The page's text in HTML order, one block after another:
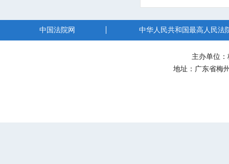
中国法院网 中华人民共和国最高人民法
主办单位
地址：广东省